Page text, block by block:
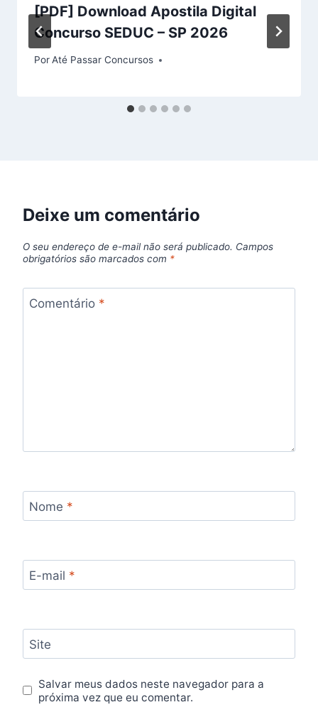
[PDF] Download Apostila Digital
Concurso SEDUC – SP 2026
PorAté Passar Concursos
Deixe um comentário
O seu endereço de e-mail não será publicado. Campos
obrigatórios são marcados com *
Comentário *
Nome *
E-mail *
Site
Salvar meus dados neste navegador para a
próxima vez que eu comentar.